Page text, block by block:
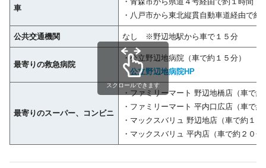
車
・八戸市から東北縦貫自動車道経由で約
公共交通機関 なし ※野辺地駅から車で１５分
最寄りの救急病院
・公立野辺地病院（車で約１５分）
公立野辺地病院HP
最寄りのスーパー、コンビニ
・ファミリーマート 野辺地橋店（車で
・ファミリーマート 平内口広店（車で
・マックスバリュ 野辺地店（車で約１０
・マックスバリュ 平内店（車で約２０分
スクロールできます